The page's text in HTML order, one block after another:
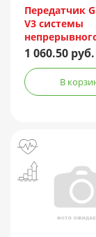
Передатчик
V3 системы
мониторинга
1 060.50 руб.
В